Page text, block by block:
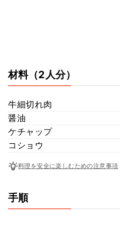
材料（2人分）
牛細切れ肉
醤油
ケチャップ
コショウ
料理を安全に楽しむための注意事項
手順